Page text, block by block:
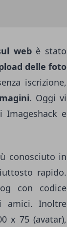
web è stato
delle foto
iscrizione,
. Oggi vi
e
conosciuto in
rapido.
con codice
amici. Inoltre
x 75 (avatar),